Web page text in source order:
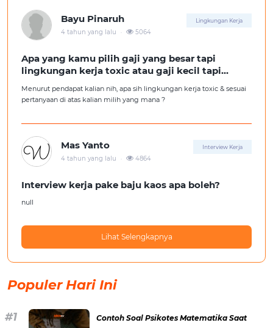
Bayu Pinaruh Lingkungan Kerja
4 tahun yang lalu 5064
Apa yang kamu pilih gaji yang besar tapi
lingkungan kerja toxic atau gaji kecil tapi
Menurut pendapat kalian nih, apa sih lingkungan kerja toxic & sesuai
pertanyaan di atas kalian milih yang mana ?
Mas Yanto Interview Kerja
4 tahun yang lalu 4864
Interview kerja pake baju kaos apa boleh?
null
Lihat Selengkapnya
Populer Hari Ini
Contoh Soal Psikotes Matematika Saat